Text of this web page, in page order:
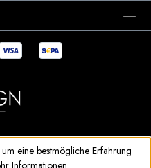
eine bestmögliche Erfahrung
Informationen ...